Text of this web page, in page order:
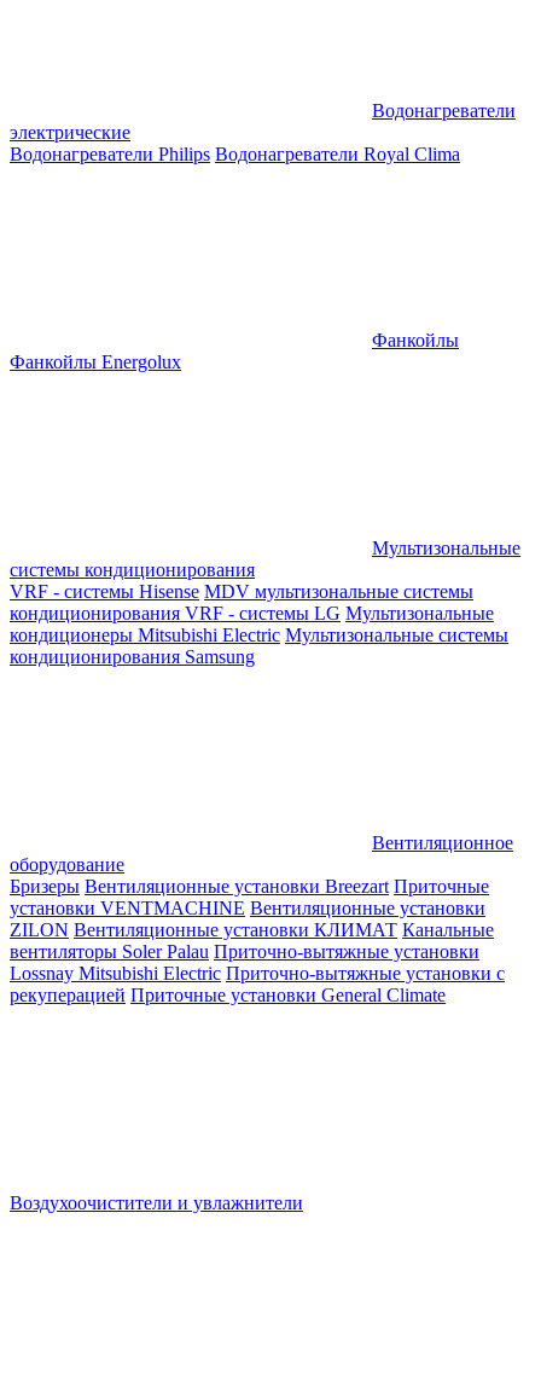
Водонагреватели
электрические
Водонагреватели Philips Водонагреватели Royal Clima
Фанкойлы
Фанкойлы Energolux
Мультизональные
системы кондиционирования
VRF - системы Hisense MDV мультизональные системы
кондиционирования VRF - системы LG Мультизональные
кондиционеры Mitsubishi Electric Мультизональные системы
кондиционирования Samsung
Вентиляционное
оборудование
Бризеры Вентиляционные установки Breezart Приточные
установки VENTMACHINE Вентиляционные установки
ZILON Вентиляционные установки КЛИМАТ Канальные
вентиляторы Soler Palau Приточно-вытяжные установки
Lossnay Mitsubishi Electric Приточно-вытяжные установки с
рекуперацией Приточные установки General Climate
Воздухоочистители и увлажнители